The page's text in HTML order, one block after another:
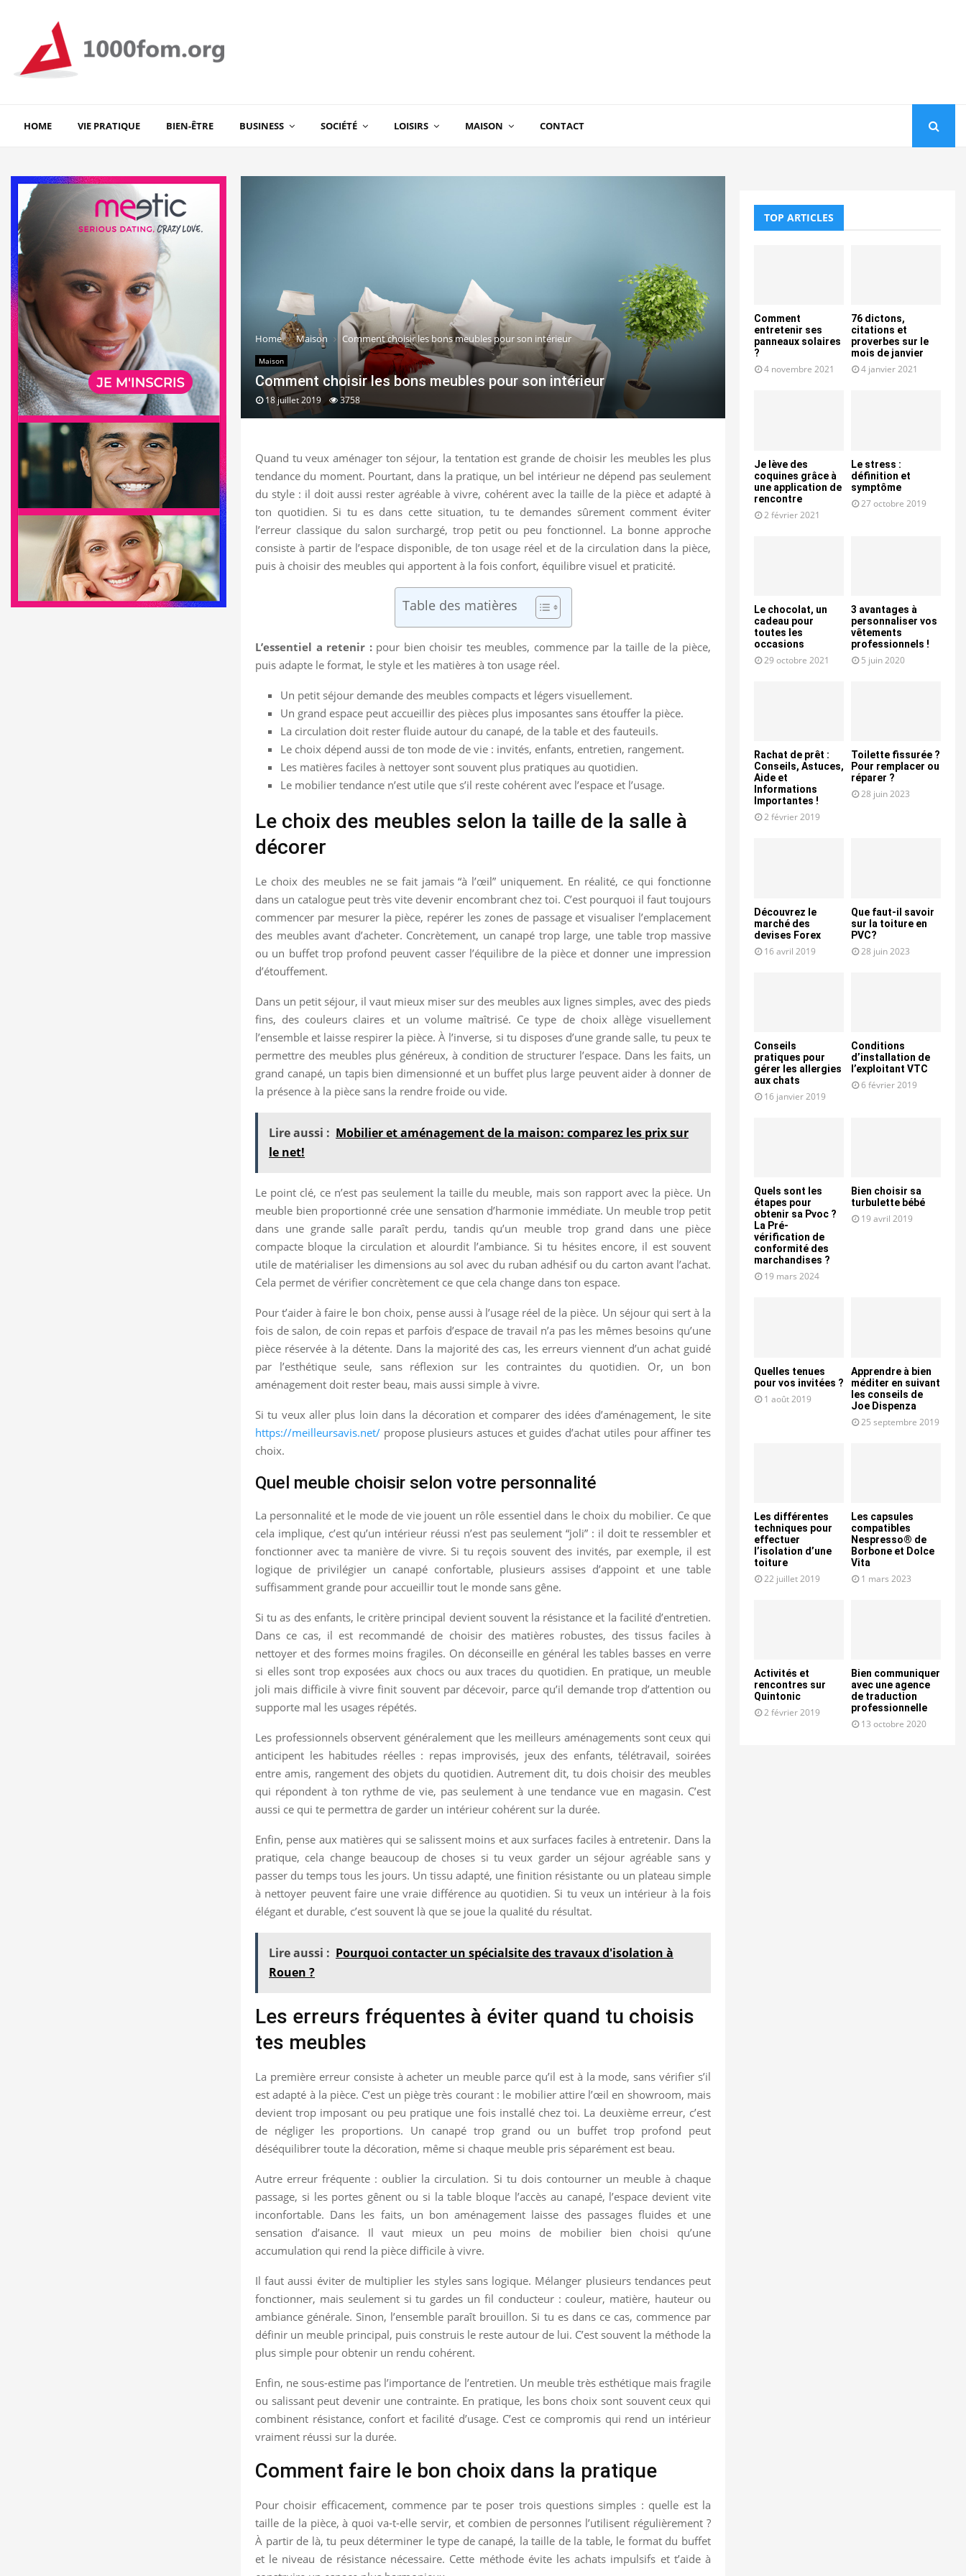
HOME VIE PRATIQUE BIEN-ÊTRE BUSINESS SOCIÉTÉ LOISIRS MAISON CONTACT
Home Maison Comment choisir les bons meubles pour son intérieur
Maison
Comment choisir les bons meubles pour son intérieur
18 juillet 2019 3758
Quand tu veux aménager ton séjour, la tentation est grande de choisir les meubles les plus
tendance du moment. Pourtant, dans la pratique, un bel intérieur ne dépend pas seulement
du style : il doit aussi rester agréable à vivre, cohérent avec la taille de la pièce et adapté à
ton quotidien. Si tu es dans cette situation, tu te demandes sûrement comment éviter
l’erreur classique du salon surchargé, trop petit ou peu fonctionnel. La bonne approche
consiste à partir de l’espace disponible, de ton usage réel et de la circulation dans la pièce,
puis à choisir des meubles qui apportent à la fois confort, équilibre visuel et praticité.
Table des matières
L’essentiel a retenir :pour bien choisir tes meubles, commence par la taille de la pièce,
puis adapte le format, le style et les matières à ton usage réel.
Un petit séjour demande des meubles compacts et légers visuellement.
Un grand espace peut accueillir des pièces plus imposantes sans étouffer la pièce.
La circulation doit rester fluide autour du canapé, de la table et des fauteuils.
Le choix dépend aussi de ton mode de vie : invités, enfants, entretien, rangement.
Les matières faciles à nettoyer sont souvent plus pratiques au quotidien.
Le mobilier tendance n’est utile que s’il reste cohérent avec l’espace et l’usage.
Le choix des meubles selon la taille de la salle à
décorer
Le choix des meubles ne se fait jamais “à l’œil” uniquement. En réalité, ce qui fonctionne
dans un catalogue peut très vite devenir encombrant chez toi. C’est pourquoi il faut toujours
commencer par mesurer la pièce, repérer les zones de passage et visualiser l’emplacement
des meubles avant d’acheter. Concrètement, un canapé trop large, une table trop massive
ou un buffet trop profond peuvent casser l’équilibre de la pièce et donner une impression
d’étouffement.
Dans un petit séjour, il vaut mieux miser sur des meubles aux lignes simples, avec des pieds
fins, des couleurs claires et un volume maîtrisé. Ce type de choix allège visuellement
l’ensemble et laisse respirer la pièce. À l’inverse, si tu disposes d’une grande salle, tu peux te
permettre des meubles plus généreux, à condition de structurer l’espace. Dans les faits, un
grand canapé, un tapis bien dimensionné et un buffet plus large peuvent aider à donner de
la présence à la pièce sans la rendre froide ou vide.
Lire aussi : Mobilier et aménagement de la maison: comparez les prix sur
le net!
Le point clé, ce n’est pas seulement la taille du meuble, mais son rapport avec la pièce. Un
meuble bien proportionné crée une sensation d’harmonie immédiate. Un meuble trop petit
dans une grande salle paraît perdu, tandis qu’un meuble trop grand dans une pièce
compacte bloque la circulation et alourdit l’ambiance. Si tu hésites encore, il est souvent
utile de matérialiser les dimensions au sol avec du ruban adhésif ou du carton avant l’achat.
Cela permet de vérifier concrètement ce que cela change dans ton espace.
Pour t’aider à faire le bon choix, pense aussi à l’usage réel de la pièce. Un séjour qui sert à la
fois de salon, de coin repas et parfois d’espace de travail n’a pas les mêmes besoins qu’une
pièce réservée à la détente. Dans la majorité des cas, les erreurs viennent d’un achat guidé
par l’esthétique seule, sans réflexion sur les contraintes du quotidien. Or, un bon
aménagement doit rester beau, mais aussi simple à vivre.
Si tu veux aller plus loin dans la décoration et comparer des idées d’aménagement, le site
https://meilleursavis.net/ propose plusieurs astuces et guides d’achat utiles pour affiner tes
choix.
Quel meuble choisir selon votre personnalité
La personnalité et le mode de vie jouent un rôle essentiel dans le choix du mobilier. Ce que
cela implique, c’est qu’un intérieur réussi n’est pas seulement “joli” : il doit te ressembler et
fonctionner avec ta manière de vivre. Si tu reçois souvent des invités, par exemple, il est
logique de privilégier un canapé confortable, plusieurs assises d’appoint et une table
suffisamment grande pour accueillir tout le monde sans gêne.
Si tu as des enfants, le critère principal devient souvent la résistance et la facilité d’entretien.
Dans ce cas, il est recommandé de choisir des matières robustes, des tissus faciles à
nettoyer et des formes moins fragiles. On déconseille en général les tables basses en verre
si elles sont trop exposées aux chocs ou aux traces du quotidien. En pratique, un meuble
joli mais difficile à vivre finit souvent par décevoir, parce qu’il demande trop d’attention ou
supporte mal les usages répétés.
Les professionnels observent généralement que les meilleurs aménagements sont ceux qui
anticipent les habitudes réelles : repas improvisés, jeux des enfants, télétravail, soirées
entre amis, rangement des objets du quotidien. Autrement dit, tu dois choisir des meubles
qui répondent à ton rythme de vie, pas seulement à une tendance vue en magasin. C’est
aussi ce qui te permettra de garder un intérieur cohérent sur la durée.
Enfin, pense aux matières qui se salissent moins et aux surfaces faciles à entretenir. Dans la
pratique, cela change beaucoup de choses si tu veux garder un séjour agréable sans y
passer du temps tous les jours. Un tissu adapté, une finition résistante ou un plateau simple
à nettoyer peuvent faire une vraie différence au quotidien. Si tu veux un intérieur à la fois
élégant et durable, c’est souvent là que se joue la qualité du résultat.
Lire aussi : Pourquoi contacter un spécialsite des travaux d'isolation à
Rouen ?
Les erreurs fréquentes à éviter quand tu choisis
tes meubles
La première erreur consiste à acheter un meuble parce qu’il est à la mode, sans vérifier s’il
est adapté à la pièce. C’est un piège très courant : le mobilier attire l’œil en showroom, mais
devient trop imposant ou peu pratique une fois installé chez toi. La deuxième erreur, c’est
de négliger les proportions. Un canapé trop grand ou un buffet trop profond peut
déséquilibrer toute la décoration, même si chaque meuble pris séparément est beau.
Autre erreur fréquente : oublier la circulation. Si tu dois contourner un meuble à chaque
passage, si les portes gênent ou si la table bloque l’accès au canapé, l’espace devient vite
inconfortable. Dans les faits, un bon aménagement laisse des passages fluides et une
sensation d’aisance. Il vaut mieux un peu moins de mobilier bien choisi qu’une
accumulation qui rend la pièce difficile à vivre.
Il faut aussi éviter de multiplier les styles sans logique. Mélanger plusieurs tendances peut
fonctionner, mais seulement si tu gardes un fil conducteur : couleur, matière, hauteur ou
ambiance générale. Sinon, l’ensemble paraît brouillon. Si tu es dans ce cas, commence par
définir un meuble principal, puis construis le reste autour de lui. C’est souvent la méthode la
plus simple pour obtenir un rendu cohérent.
Enfin, ne sous-estime pas l’importance de l’entretien. Un meuble très esthétique mais fragile
ou salissant peut devenir une contrainte. En pratique, les bons choix sont souvent ceux qui
combinent résistance, confort et facilité d’usage. C’est ce compromis qui rend un intérieur
vraiment réussi sur la durée.
Comment faire le bon choix dans la pratique
Pour choisir efficacement, commence par te poser trois questions simples : quelle est la
taille de la pièce, à quoi va-t-elle servir, et combien de personnes l’utilisent régulièrement ?
À partir de là, tu peux déterminer le type de canapé, la taille de la table, le format du buffet
et le niveau de résistance nécessaire. Cette méthode évite les achats impulsifs et t’aide à
TOP ARTICLES
Comment
entretenir ses
panneaux solaires
?
4 novembre 2021
76 dictons,
citations et
proverbes sur le
mois de janvier
4 janvier 2021
Je lève des
coquines grâce à
une application de
rencontre
2 février 2021
Le stress :
définition et
symptôme
27 octobre 2019
Le chocolat, un
cadeau pour
toutes les
occasions
29 octobre 2021
3 avantages à
personnaliser vos
vêtements
professionnels !
5 juin 2020
Rachat de prêt :
Conseils, Astuces,
Aide et
Informations
Importantes !
2 février 2019
Toilette fissurée ?
Pour remplacer ou
réparer ?
28 juin 2023
Découvrez le
marché des
devises Forex
16 avril 2019
Que faut-il savoir
sur la toiture en
PVC?
28 juin 2023
Conseils
pratiques pour
gérer les allergies
aux chats
16 janvier 2019
Conditions
d’installation de
l’exploitant VTC
6 février 2019
Quels sont les
étapes pour
obtenir sa Pvoc ?
La Pré-
vérification de
conformité des
marchandises ?
19 mars 2024
Bien choisir sa
turbulette bébé
19 avril 2019
Quelles tenues
pour vos invitées ?
1 août 2019
Apprendre à bien
méditer en suivant
les conseils de
Joe Dispenza
25 septembre 2019
Les différentes
techniques pour
effectuer
l’isolation d’une
toiture
22 juillet 2019
Les capsules
compatibles
Nespresso® de
Borbone et Dolce
Vita
1 mars 2023
Activités et
rencontres sur
Quintonic
2 février 2019
Bien communiquer
avec une agence
de traduction
professionnelle
13 octobre 2020